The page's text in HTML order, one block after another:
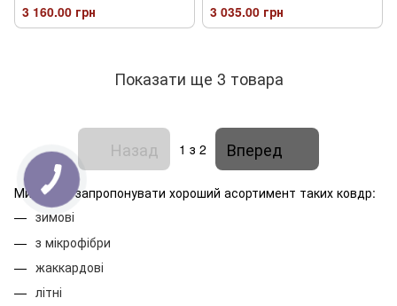
3 160.00 грн 3 035.00 грн
Показати ще 3 товара
Назад 1 з 2 Вперед
Ми готові запропонувати хороший асортимент таких ковдр:
зимові
з мікрофібри
жаккардові
літні